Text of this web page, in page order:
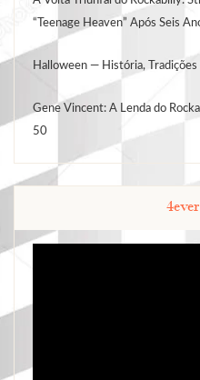
“Teenage Heaven” Após Seis
Halloween — História, Tradições
Gene Vincent: A Lenda do
50